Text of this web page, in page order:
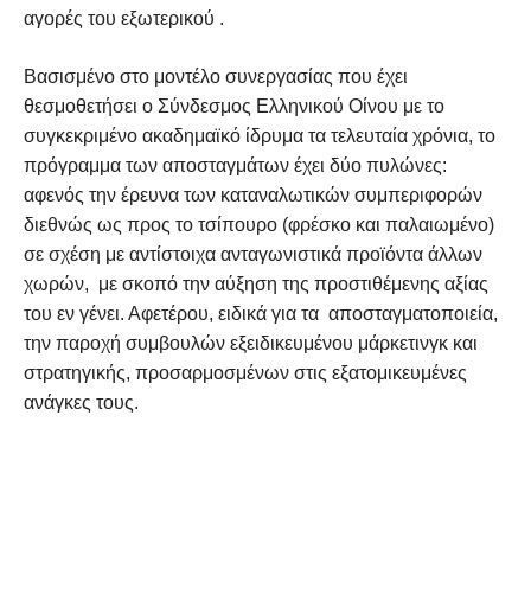
αγορές του εξωτερικού .
Βασισμένο στο μοντέλο συνεργασίας που έχει
θεσμοθετήσει ο Σύνδεσμος Ελληνικού Οίνου με το
συγκεκριμένο ακαδημαϊκό ίδρυμα τα τελευταία χρόνια, το
πρόγραμμα των αποσταγμάτων έχει δύο πυλώνες:
αφενός την έρευνα των καταναλωτικών συμπεριφορών
διεθνώς ως προς το τσίπουρο (φρέσκο και παλαιωμένο)
σε σχέση με αντίστοιχα ανταγωνιστικά προϊόντα άλλων
χωρών, με σκοπό την αύξηση της προστιθέμενης αξίας
του εν γένει. Αφετέρου, ειδικά για τα αποσταγματοποιεία,
την παροχή συμβουλών εξειδικευμένου μάρκετινγκ και
στρατηγικής, προσαρμοσμένων στις εξατομικευμένες
ανάγκες τους.